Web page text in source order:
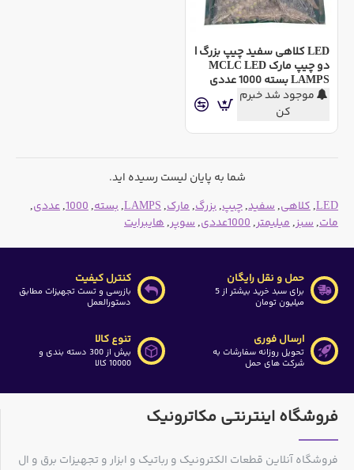
LED کلاهی سفید چیپ بزرگ |
دو چیپ مارک MCLC LED
LAMPS بسته 1000 عددی
موجود شد خبرم
کن
شما به پایان لیست رسیده اید.
LED
,کلاهی,سفید,چیپ,بزرگ,مارک,
LAMPS
,بسته,
1000
,عددی,
مات,سبز,میلیمتر,1000عددی ,سوپر,هایبرایت
حمل و نقل رایگان
برای سبد خرید بیشتر از 5
میلیون تومان
کنترل کیفیت
بازرسی و تست تجهیزات مطابق
دستورالعمل
ارسال فوری
تحویل روزانه سفارشات به
شرکت های حمل
تنوع کالا
بیش از 300 دسته بندی و
10000 کالا
فروشگاه اینترنتی مکاترونیک
فروشگاه آنلاین قطعات الکترونیک و رباتیک و ابزار و تجهیزات برق و ال